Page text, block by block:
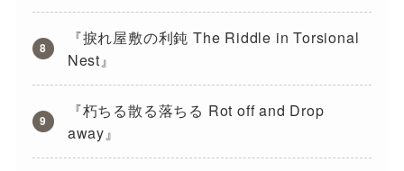
『捩れ屋敷の利鈍 The Riddle in Torsional
Nest』
『朽ちる散る落ちる Rot off and Drop
away』